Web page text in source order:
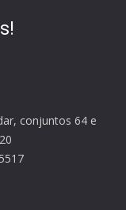
conjuntos 64 e